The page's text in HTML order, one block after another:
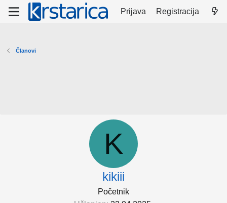
Prijava Registracija
Članovi
K
kikiii
Početnik